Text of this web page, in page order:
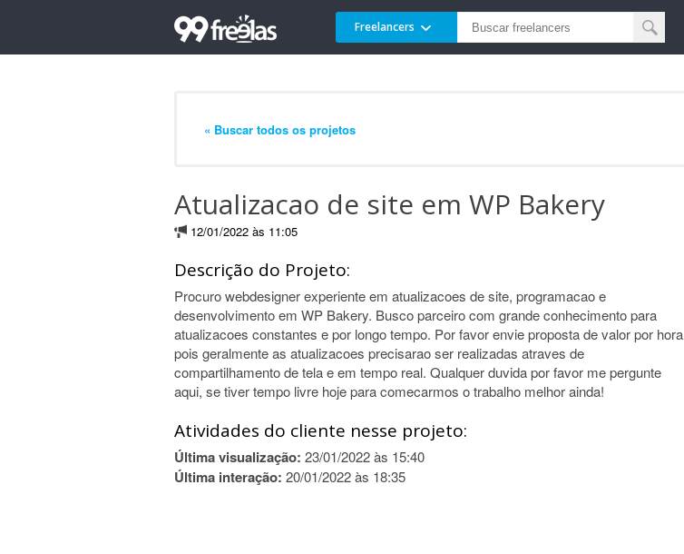
Freelancers
« Buscar todos os projetos
Atualizacao de site em WP Bakery
12/01/2022 às 11:05
Descrição do Projeto:
Procuro webdesigner experiente em atualizacoes de site, programacao e
desenvolvimento em WP Bakery. Busco parceiro com grande conhecimento para
atualizacoes constantes e por longo tempo. Por favor envie proposta de valor por hora
pois geralmente as atualizacoes precisarao ser realizadas atraves de
compartilhamento de tela e em tempo real. Qualquer duvida por favor me pergunte
aqui, se tiver tempo livre hoje para comecarmos o trabalho melhor ainda!
Atividades do cliente nesse projeto:
Última visualização: 23/01/2022 às 15:40
Última interação: 20/01/2022 às 18:35